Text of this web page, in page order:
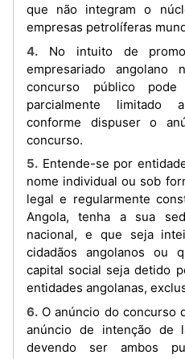
que não integram o
empresas petrolíferas
4. No intuito de promover o investimento do
empresariado
concurso público
parcialmente limitado
conforme dispuser o
concurso.
5. Entende-se por entidade angolana aquela que em
nome individual ou sob
legal e regularmente
Angola, tenha a sua
nacional, e que seja
cidadãos angolanos ou
capital social seja detido
entidades angolanas,
6. O anúncio do concurso deve ser precedido de um
anúncio de intenção de
devendo ser ambos